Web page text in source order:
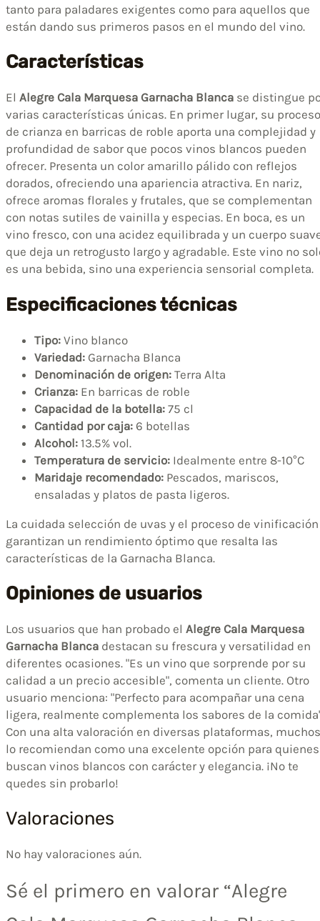
tanto para paladares exigentes como para aquellos que
están dando sus primeros pasos en el mundo del vino.
Características
El Alegre Cala Marquesa Garnacha Blanca se distingue
varias características únicas. En primer lugar, su proceso
de crianza en barricas de roble aporta una complejidad y
profundidad de sabor que pocos vinos blancos pueden
ofrecer. Presenta un color amarillo pálido con reflejos
dorados, ofreciendo una apariencia atractiva. En nariz,
ofrece aromas florales y frutales, que se complementan
con notas sutiles de vainilla y especias. En boca, es un
vino fresco, con una acidez equilibrada y un cuerpo
que deja un retrogusto largo y agradable. Este vino no
es una bebida, sino una experiencia sensorial completa.
Especificaciones técnicas
Tipo: Vino blanco
Variedad: Garnacha Blanca
Denominación de origen: Terra Alta
Crianza: En barricas de roble
Capacidad de la botella: 75 cl
Cantidad por caja: 6 botellas
Alcohol: 13.5% vol.
Temperatura de servicio: Idealmente entre 8-10°C
Maridaje recomendado: Pescados, mariscos,
ensaladas y platos de pasta ligeros.
La cuidada selección de uvas y el proceso de vinificación
garantizan un rendimiento óptimo que resalta las
características de la Garnacha Blanca.
Opiniones de usuarios
Los usuarios que han probado el Alegre Cala Marquesa
Garnacha Blanca destacan su frescura y versatilidad en
diferentes ocasiones. "Es un vino que sorprende por su
calidad a un precio accesible", comenta un cliente. Otro
usuario menciona: "Perfecto para acompañar una cena
ligera, realmente complementa los sabores de la
Con una alta valoración en diversas plataformas, muchos
lo recomiendan como una excelente opción para quienes
buscan vinos blancos con carácter y elegancia. ¡No te
quedes sin probarlo!
Valoraciones
No hay valoraciones aún.
Sé el primero en valorar “Alegre